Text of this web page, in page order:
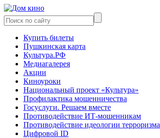
Купить билеты
Пушкинская карта
Культура.РФ
Медиагалерея
Акции
Киноуроки
Национальный проект «Культура»
Профилактика мошенничества
Госуслуги. Решаем вместе
Противодействие ИТ-мошенникам
Противодействие идеологии терроризма
Цифровой ID